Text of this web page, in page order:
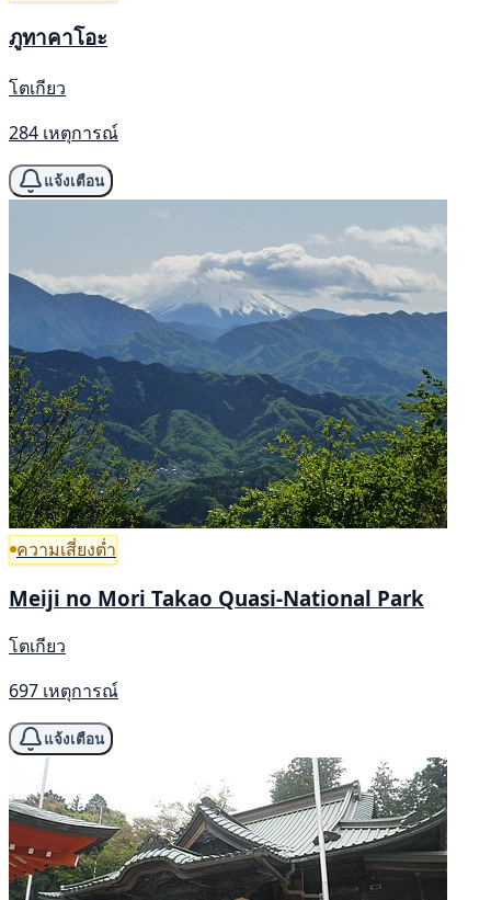
ภูทาคาโอะ
โตเกียว
284 เหตุการณ์
แจ้งเตือน
ความเสี่ยงต่ำ
Meiji no Mori Takao Quasi-National Park
โตเกียว
697 เหตุการณ์
แจ้งเตือน